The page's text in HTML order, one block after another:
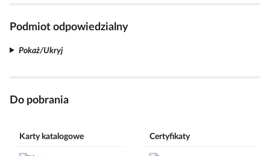
Podmiot odpowiedzialny
Pokaż/Ukryj
Do pobrania
Karty katalogowe Certyfikaty